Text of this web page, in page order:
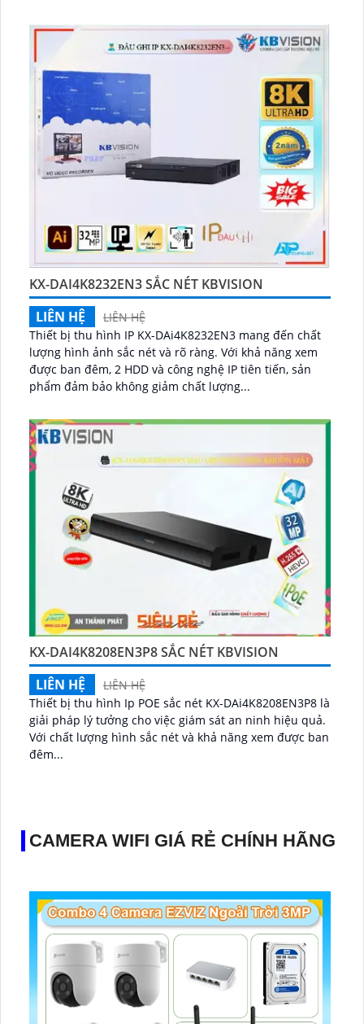
KX-DAI4K8232EN3 SẮC NÉT KBVISION
LIÊN HỆ
LIÊN HỆ
Thiết bị thu hình IP KX-DAi4K8232EN3 mang đến chất
lượng hình ảnh sắc nét và rõ ràng. Với khả năng xem
được ban đêm, 2 HDD và công nghệ IP tiên tiến, sản
phẩm đảm bảo không giảm chất lượng...
KX-DAI4K8208EN3P8 SẮC NÉT KBVISION
LIÊN HỆ
LIÊN HỆ
Thiết bị thu hình Ip POE sắc nét KX-DAi4K8208EN3P8 là
giải pháp lý tưởng cho việc giám sát an ninh hiệu quả.
Với chất lượng hình sắc nét và khả năng xem được ban
đêm...
CAMERA WIFI GIÁ RẺ CHÍNH HÃNG